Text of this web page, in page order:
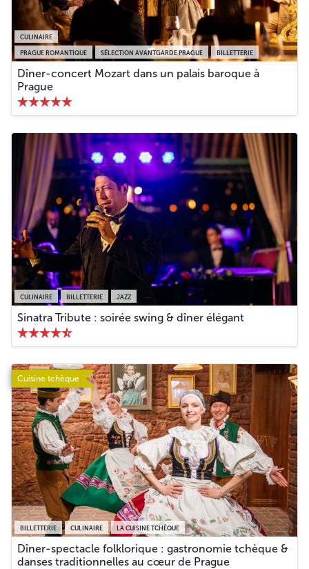
PRAGUE ROMANTIQUE SÉLECTION AVANTGARDE PRAGUE BILLETTERIE
CULINAIRE
Dîner-concert Mozart dans un palais baroque à
Prague
CULINAIRE BILLETTERIE JAZZ
Sinatra Tribute : soirée swing & dîner élégant
Cuisine tchèque
BILLETTERIE CULINAIRE LA CUISINE TCHÈQUE
Dîner-spectacle folklorique : gastronomie tchèque &
danses traditionnelles au cœur de Prague